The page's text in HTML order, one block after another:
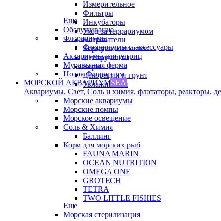
Измерительное
Фильтры
Инкубаторы
Уход за террариумом
Нагреватели
Кормушки, поилки
Инструменты
Корм
Декорации и грунт
Увлажнители
Еще
Обслуживание
Флорариумы
Флорариумы и аксессуары
Аквариумы для устриц
Муравьиная ферма
Новая Флорариум
МОРСКОЙ АКВАРИУМSEA
Аквариумы, Свет, Соль и химия, флотаторы, реакторы,
Морские аквариумы
Морские помпы
Морское освещение
Соль & Химия
Баллинг
Корм для морских рыб
FAUNA MARIN
OCEAN NUTRITION
OMEGA ONE
GROTECH
TETRA
TWO LITTLE FISHIES
Еще
Морская стерилизация